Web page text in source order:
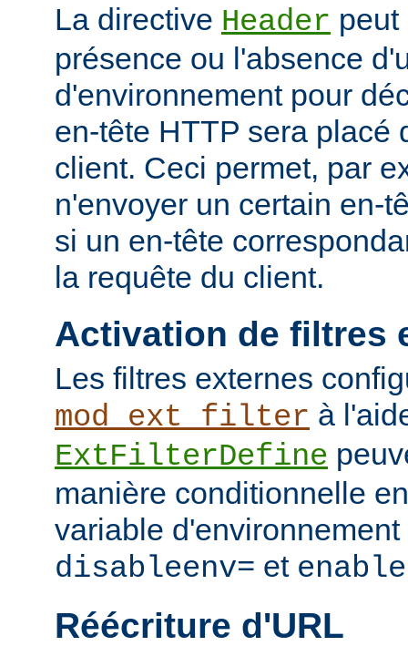
La directive Header peut
présence ou l'absence
d'environnement pour
en-tête HTTP sera placé
client. Ceci permet, par
n'envoyer un certain en-
si un en-tête
la requête du client.
Activation de filtres
Les filtres externes
mod_ext_filter à
ExtFilterDefine
manière conditionnelle
variable
disableenv= et
Réécriture d'URL